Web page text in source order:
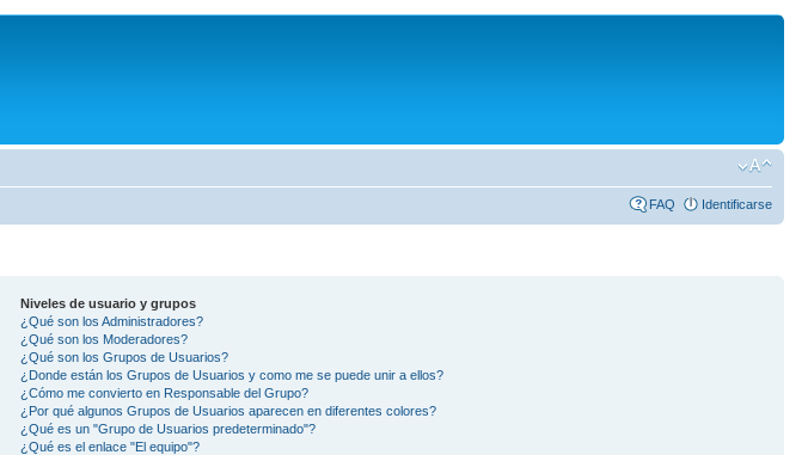
FAQ Identificarse
Niveles de usuario y grupos
¿Qué son los Administradores?
¿Qué son los Moderadores?
¿Qué son los Grupos de Usuarios?
¿Donde están los Grupos de Usuarios y como me se puede unir a ellos?
¿Cómo me convierto en Responsable del Grupo?
¿Por qué algunos Grupos de Usuarios aparecen en diferentes colores?
¿Qué es un "Grupo de Usuarios predeterminado"?
¿Qué es el enlace "El equipo"?